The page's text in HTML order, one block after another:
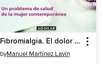
Fibromialgia. El dolor incomprendido
byManuel Martínez Lavín